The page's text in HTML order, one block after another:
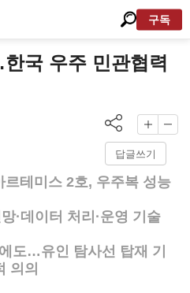
구독
국 우주 민관협력
답글쓰기
르테미스 2호, 우주복 성능
·데이터 처리·운영 기술
도…유인 탐사선 탑재 기
의의